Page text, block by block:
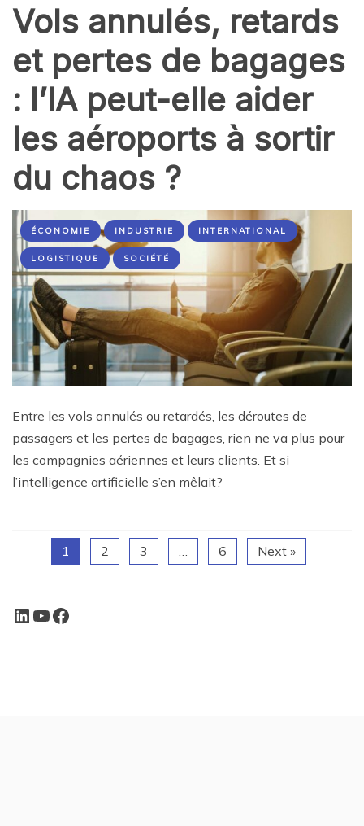
Vols annulés, retards
et pertes de bagages
: l’IA peut-elle aider
les aéroports à sortir
du chaos ?
ÉCONOMIE INDUSTRIE INTERNATIONAL
LOGISTIQUE SOCIÉTÉ
Entre les vols annulés ou retardés, les déroutes de
passagers et les pertes de bagages, rien ne va plus pour
les compagnies aériennes et leurs clients. Et si
l’intelligence artificielle s’en mêlait?
1 2 3 6 Next »